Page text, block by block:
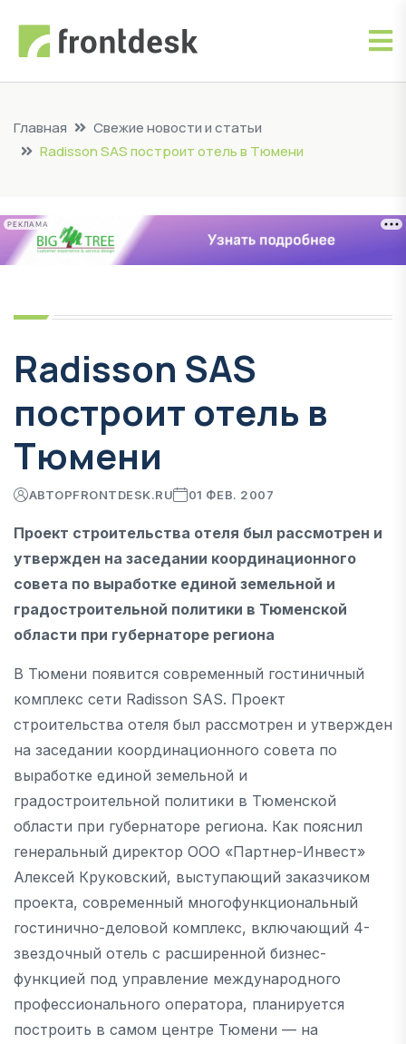
Главная
Свежие новости и статьи
Radisson SAS построит отель в Тюмени
РЕКЛАМА
Radisson SAS
построит отель в
Тюмени
АВТОРFRONTDESK.RU 01 ФЕВ. 2007
Проект строительства отеля был рассмотрен и
утвержден на заседании координационного
совета по выработке единой земельной и
градостроительной политики в Тюменской
области при губернаторе региона
В Тюмени появится современный гостиничный
комплекс сети Radisson SAS. Проект
строительства отеля был рассмотрен и утвержден
на заседании координационного совета по
выработке единой земельной и
градостроительной политики в Тюменской
области при губернаторе региона. Как пояснил
генеральный директор ООО «Партнер-Инвест»
Алексей Круковский, выступающий заказчиком
проекта, современный многофункциональный
гостинично-деловой комплекс, включающий 4-
звездочный отель с расширенной бизнес-
функцией под управление международного
профессионального оператора, планируется
построить в самом центре Тюмени — на